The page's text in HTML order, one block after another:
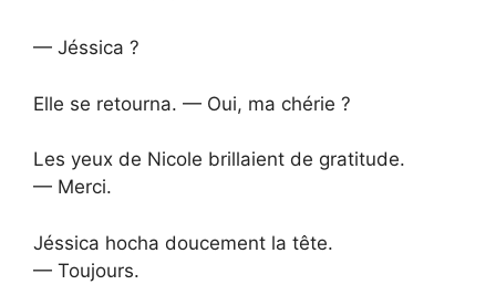
— Jéssica ?
Elle se retourna. — Oui, ma chérie ?
Les yeux de Nicole brillaient de gratitude.
— Merci.
Jéssica hocha doucement la tête.
— Toujours.